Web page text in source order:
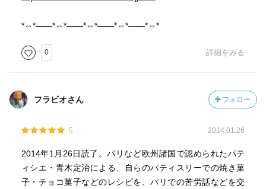
*⇔*――*⇔*――*⇔*――*⇔*――*⇔*
0 詳細をみる
フラビオさん フォロー
5 2014.01.26
2014年1月26日読了。パリなど欧州諸国で認められたパテ
ィシエ・青木定治による、自らのパティスリーでの焼き菓
子・チョコ菓子などのレシピを、パリでの苦労話などを交